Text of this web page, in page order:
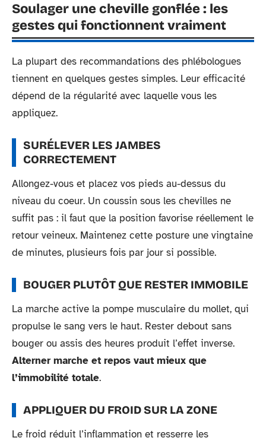
Soulager une cheville gonflée : les
gestes qui fonctionnent vraiment
La plupart des recommandations des phlébologues
tiennent en quelques gestes simples. Leur efficacité
dépend de la régularité avec laquelle vous les
appliquez.
SURÉLEVER LES JAMBES
CORRECTEMENT
Allongez-vous et placez vos pieds au-dessus du
niveau du coeur. Un coussin sous les chevilles ne
suffit pas : il faut que la position favorise réellement le
retour veineux. Maintenez cette posture une vingtaine
de minutes, plusieurs fois par jour si possible.
BOUGER PLUTÔT QUE RESTER IMMOBILE
La marche active la pompe musculaire du mollet, qui
propulse le sang vers le haut. Rester debout sans
bouger ou assis des heures produit l’effet inverse.
Alterner marche et repos vaut mieux que
l’immobilité totale.
APPLIQUER DU FROID SUR LA ZONE
Le froid réduit l’inflammation et resserre les